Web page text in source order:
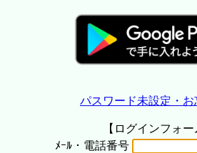
パスワード未設定・お
【ログインフォー
ﾒｰﾙ・電話番号